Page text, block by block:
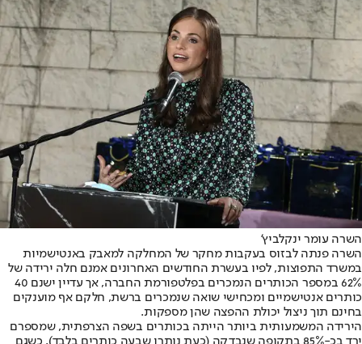
השרה עומר ינקלביץ'
השרה פנתה לבזוס בעקבות מחקר של המחלקה למאבק באנטישמיות
במשרד התפוצות, לפיו בעשרת החודשים האחרונים אמנם חלה ירידה של
62% במספר הכותרים הנמכרים בפלטפורמת החברה, אך עדיין ישנם 40
כותרים אנטישמיים ומכחישי שואה שנמכרים ברשת, חלקם אף מוענקים
בחינם תוך ניצול יכולת ההפצה שהן מספקות.
הירידה המשמעותית ביותר הייתה בכותרים בשפה הצרפתית, שמספרם